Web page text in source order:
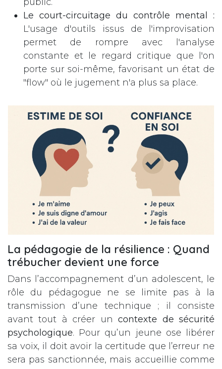
Le court-circuitage du contrôle mental :
L'usage d'outils issus de l'improvisation
permet de rompre avec l'analyse
constante et le regard critique que l'on
porte sur soi-même, favorisant un état de
"flow" où le jugement n'a plus sa place.
La pédagogie de la résilience : Quand
trébucher devient une force
Dans l’accompagnement d’un adolescent, le
rôle du pédagogue ne se limite pas à la
transmission d’une technique ; il consiste
avant tout à créer uncontexte de sécurité
psychologique. Pour qu’un jeune ose libérer
sa voix, il doit avoir la certitude que l’erreur ne
sera pas sanctionnée, mais accueillie comme